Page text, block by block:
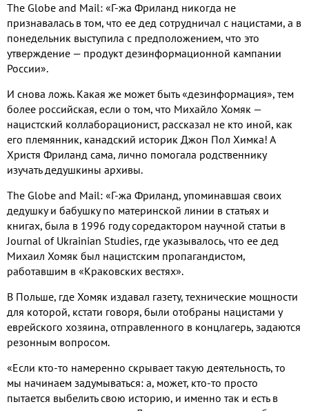
The Globe and Mail: «Г-жа Фриланд никогда не
признавалась в том, что ее дед сотрудничал с нацистами, а в
понедельник выступила с предположением, что это
утверждение — продукт дезинформационной кампании
России».
И снова ложь. Какая же может быть «дезинформация», тем
более российская, если о том, что Михайло Хомяк —
нацистский коллаборационист, рассказал не кто иной, как
его племянник, канадский историк Джон Пол Химка! А
Христя Фриланд сама, лично помогала родственнику
изучать дедушкины архивы.
The Globe and Mail: «Г-жа Фриланд, упоминавшая своих
дедушку и бабушку по материнской линии в статьях и
книгах, была в 1996 году соредактором научной статьи в
Journal of Ukrainian Studies, где указывалось, что ее дед
Михаил Хомяк был нацистским пропагандистом,
работавшим в «Краковских вестях».
В Польше, где Хомяк издавал газету, технические мощности
для которой, кстати говоря, были отобраны нацистами у
еврейского хозяина, отправленного в концлагерь, задаются
резонным вопросом.
«Если кто-то намеренно скрывает такую деятельность, то
мы начинаем задумываться: а, может, кто-то просто
пытается выбелить свою историю, и именно так и есть в